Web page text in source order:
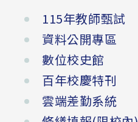
115年教師甄試
資料公開專區
數位校史館
百年校慶特刊
雲端差勤系統